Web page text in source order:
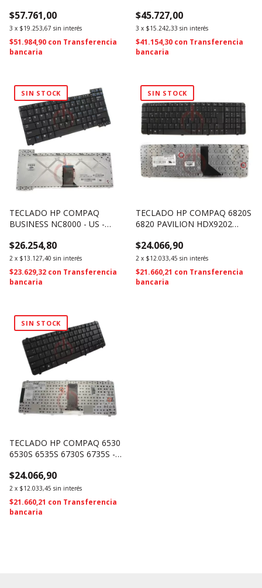
$57.761,00
3 x $19.253,67 sin interés
$51.984,90 con Transferencia
bancaria
$45.727,00
3 x $15.242,33 sin interés
$41.154,30 con Transferencia
bancaria
SIN STOCK
TECLADO HP COMPAQ
BUSINESS NC8000 - US -
$26.254,80
2 x $13.127,40 sin interés
$23.629,32 con Transferencia
bancaria
SIN STOCK
TECLADO HP COMPAQ 6820S
6820 PAVILION HDX9202
$24.066,90
2 x $12.033,45 sin interés
$21.660,21 con Transferencia
bancaria
SIN STOCK
TECLADO HP COMPAQ 6530
6530S 6535S 6730S 6735S -
(2328)
$24.066,90
2 x $12.033,45 sin interés
$21.660,21 con Transferencia
bancaria